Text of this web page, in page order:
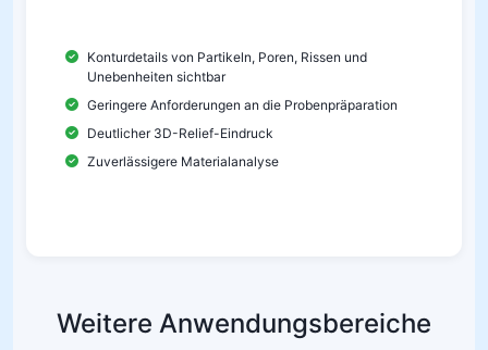
Konturdetails von Partikeln, Poren, Rissen und
Unebenheiten sichtbar
Geringere Anforderungen an die Probenpräparation
Deutlicher 3D-Relief-Eindruck
Zuverlässigere Materialanalyse
Weitere Anwendungsbereiche